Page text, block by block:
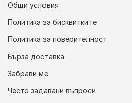
Общи условия
Политика за бисквитките
Политика за поверителност
Бърза доставка
Забрави ме
Често задавани въпроси